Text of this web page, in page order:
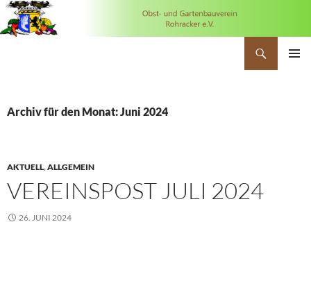
Archiv für den Monat: Juni 2024
AKTUELL,ALLGEMEIN
VEREINSPOST JULI 2024
26. JUNI 2024